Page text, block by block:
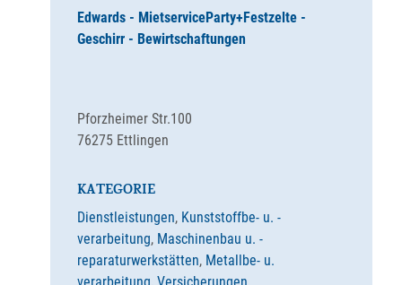
Edwards - MietserviceParty+Festzelte -
Geschirr - Bewirtschaftungen
Pforzheimer Str.100
76275 Ettlingen
KATEGORIE
Dienstleistungen, Kunststoffbe- u. -
verarbeitung, Maschinenbau u. -
reparaturwerkstätten, Metallbe- u.